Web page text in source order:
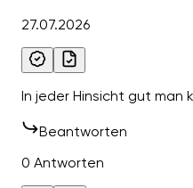
27.07.2026
In jeder Hinsicht gut man
Beantworten
0 Antworten